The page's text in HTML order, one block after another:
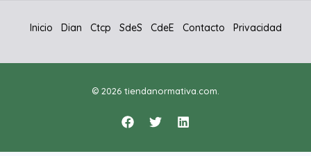
Inicio Dian Ctcp SdeS CdeE Contacto Privacidad
© 2026 tiendanormativa.com.